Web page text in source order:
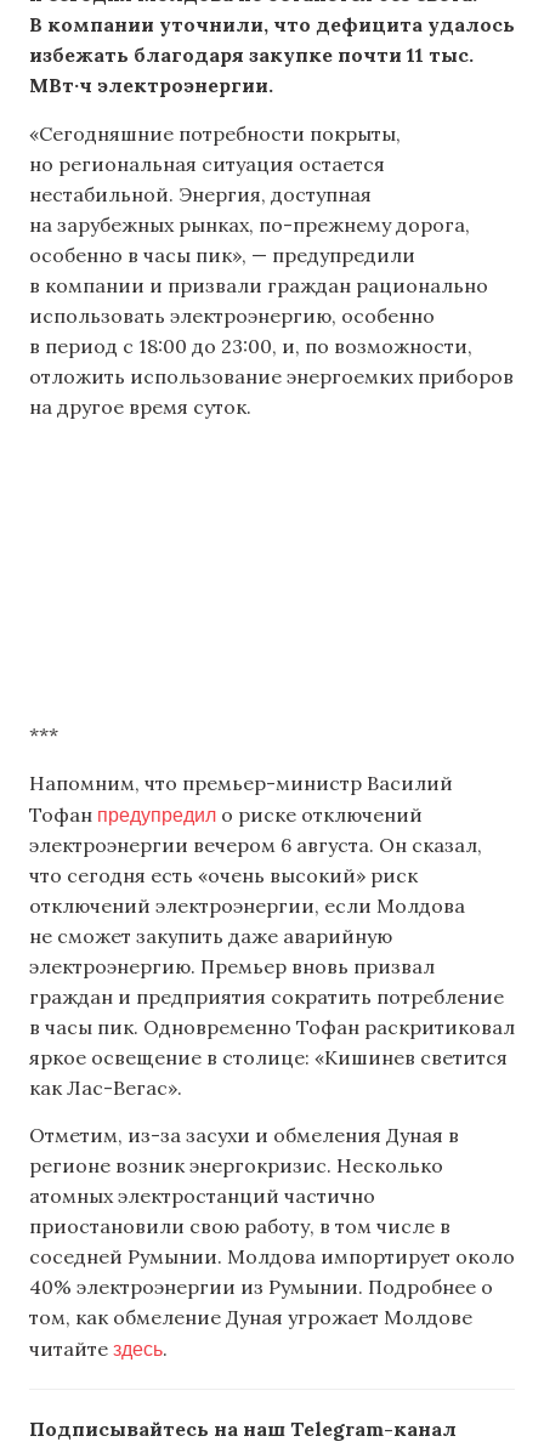
В компании уточнили, что дефицита удалось
избежать благодаря закупке почти 11 тыс.
МВт·ч электроэнергии.
«Сегодняшние потребности покрыты,
но региональная ситуация остается
нестабильной. Энергия, доступная
на зарубежных рынках, по-прежнему дорога,
особенно в часы пик», — предупредили
в компании и призвали граждан рационально
использовать электроэнергию, особенно
в период с 18:00 до 23:00, и, по возможности,
отложить использование энергоемких приборов
на другое время суток.
***
Напомним, что премьер-министр Василий
Тофан предупредил о риске отключений
электроэнергии вечером 6 августа. Он сказал,
что сегодня есть «очень высокий» риск
отключений электроэнергии, если Молдова
не сможет закупить даже аварийную
электроэнергию. Премьер вновь призвал
граждан и предприятия сократить потребление
в часы пик. Одновременно Тофан раскритиковал
яркое освещение в столице: «Кишинев светится
как Лас-Вегас».
Отметим, из-за засухи и обмеления Дуная в
регионе возник энергокризис. Несколько
атомных электростанций частично
приостановили свою работу, в том числе в
соседней Румынии. Молдова импортирует около
40% электроэнергии из Румынии. Подробнее о
том, как обмеление Дуная угрожает Молдове
читайте здесь.
Подписывайтесь на наш Telegram-канал